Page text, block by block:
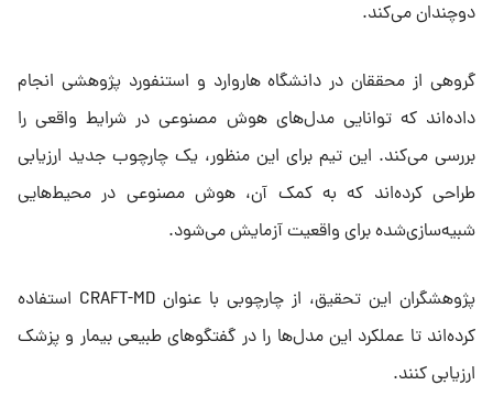
دوچندان می‌کند.
گروهی از محققان در دانشگاه هاروارد و استنفورد پژوهشی انجام
داده‌اند که توانایی مدل‌های هوش مصنوعی در شرایط واقعی را
بررسی می‌کند. این تیم برای این منظور، یک چارچوب جدید ارزیابی
طراحی کرده‌اند که به کمک آن، هوش مصنوعی در محیط‌هایی
شبیه‌سازی‌شده برای واقعیت آزمایش می‌شود.
پژوهشگران این تحقیق، از چارچوبی با عنوان CRAFT-MD استفاده
کرده‌اند تا عملکرد این مدل‌ها را در گفتگوهای طبیعی بیمار و پزشک
ارزیابی کنند.